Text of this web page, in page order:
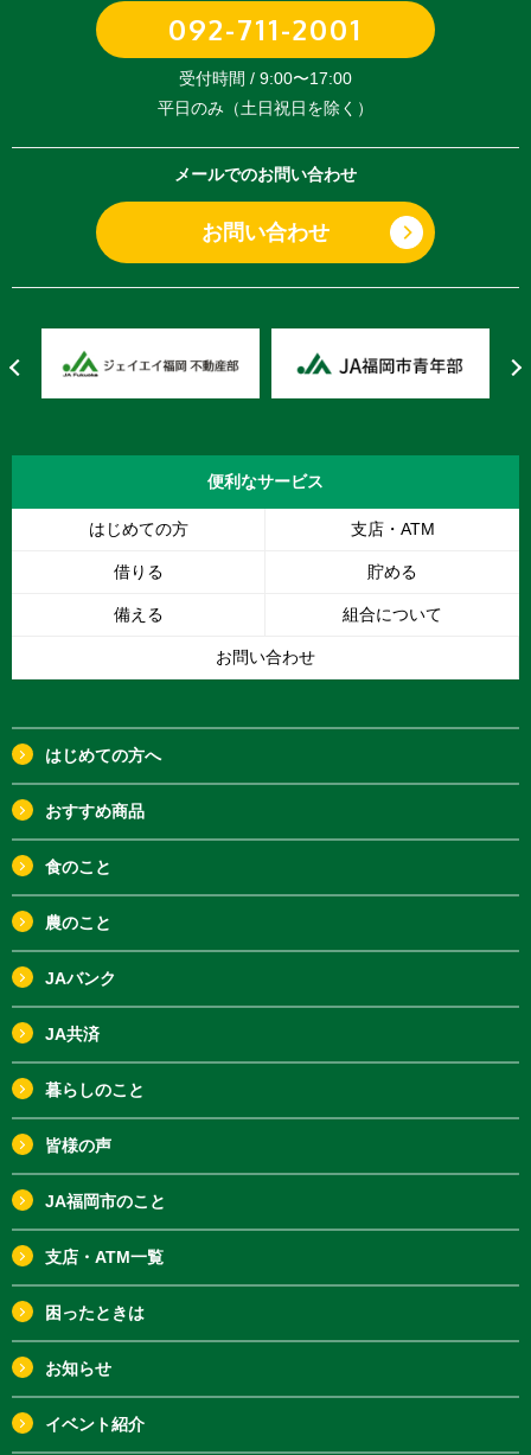
092-711-2001
受付時間 / 9:00〜17:00
平日のみ（土日祝日を除く）
メールでのお問い合わせ
お問い合わせ
便利なサービス
はじめての方 支店・ATM
借りる 貯める
備える 組合について
お問い合わせ
はじめての方へ
おすすめ商品
食のこと
農のこと
JAバンク
JA共済
暮らしのこと
皆様の声
JA福岡市のこと
支店・ATM一覧
困ったときは
お知らせ
イベント紹介